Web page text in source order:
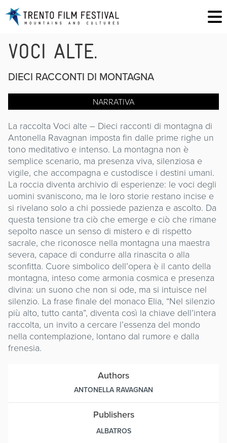
VOCI ALTE.
DIECI RACCONTI DI MONTAGNA
NARRATIVA
La raccolta Voci alte – Dieci racconti di montagna di
Antonella Ravagnan imposta fin dalle prime righe un
tono meditativo e intenso. La montagna non è
semplice scenario, ma presenza viva, silenziosa e
vigile, che accompagna e custodisce i destini umani.
La roccia diventa archivio di esperienze: le voci degli
uomini svaniscono, ma le loro storie restano incise e
si rivelano solo a chi possiede pazienza e ascolto. Da
questa tensione tra ciò che emerge e ciò che rimane
sepolto nasce un senso di mistero e di rispetto
sacrale, che riconosce nella montagna una maestra
severa, capace di condurre alla rinascita o alla
sconfitta. Cuore simbolico dell’opera è il canto della
montagna, inteso come armonia cosmica e presenza
divina: un suono che non si ode, ma si intuisce nel
silenzio. La frase finale del monaco Elia, “Nel silenzio
più alto, tutto canta”, diventa così la chiave dell’intera
raccolta, un invito a cercare l’essenza del mondo
nella contemplazione, lontano dal rumore e dalla
frenesia.
Authors
ANTONELLA RAVAGNAN
Publishers
ALBATROS